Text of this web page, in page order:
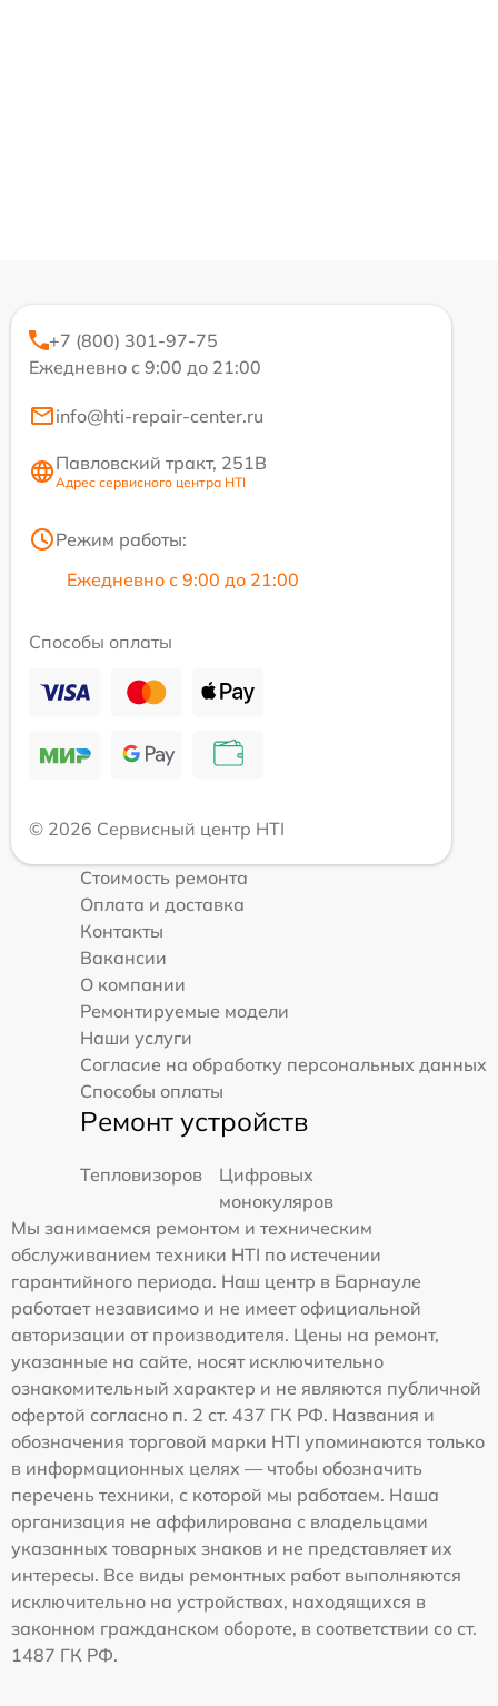
+7 (800) 301-97-75
Ежедневно с 9:00 до 21:00
info@hti-repair-center.ru
Павловский тракт, 251В
Адрес сервисного центра HTI
Режим работы:
Ежедневно с 9:00 до 21:00
Способы оплаты
© 2026 Сервисный центр HTI
Стоимость ремонта
Оплата и доставка
Контакты
Вакансии
О компании
Ремонтируемые модели
Наши услуги
Согласие на обработку персональных данных
Способы оплаты
Ремонт устройств
Тепловизоров
Цифровых
монокуляров
Мы занимаемся ремонтом и техническим
обслуживанием техники HTI по истечении
гарантийного периода. Наш центр в Барнауле
работает независимо и не имеет официальной
авторизации от производителя. Цены на ремонт,
указанные на сайте, носят исключительно
ознакомительный характер и не являются публичной
офертой согласно п. 2 ст. 437 ГК РФ. Названия и
обозначения торговой марки HTI упоминаются только
в информационных целях — чтобы обозначить
перечень техники, с которой мы работаем. Наша
организация не аффилирована с владельцами
указанных товарных знаков и не представляет их
интересы. Все виды ремонтных работ выполняются
исключительно на устройствах, находящихся в
законном гражданском обороте, в соответствии со ст.
1487 ГК РФ.